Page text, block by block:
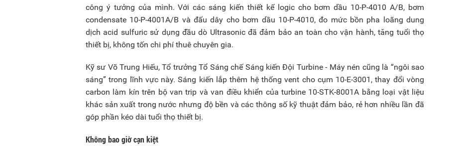
công ý tưởng của mình. Với các sáng kiến thiết kế logic cho bơm dầu 10-P-4010 A/B, bơm
condensate 10-P-4001A/B và đấu dây cho bơm dầu 10-P-4010, đo mức bồn pha loãng dung
dịch acid sulfuric sử dụng đầu dò Ultrasonic đã đảm bảo an toàn cho vận hành, tăng tuổi thọ
thiết bị, không tốn chi phí thuê chuyên gia.
Kỹ sư Võ Trung Hiếu, Tổ trưởng Tổ Sáng chế Sáng kiến Đội Turbine - Máy nén cũng là “ngôi sao
sáng” trong lĩnh vực này. Sáng kiến lắp thêm hệ thống vent cho cụm 10-E-3001, thay đổi vòng
carbon làm kín trên bộ van trip và van điều khiển của turbine 10-STK-8001A bằng loại vật liệu
khác sản xuất trong nước nhưng độ bền và các thông số kỹ thuật đảm bảo, rẻ hơn nhiều lần đã
góp phần kéo dài tuổi thọ thiết bị.
Không bao giờ cạn kiệt